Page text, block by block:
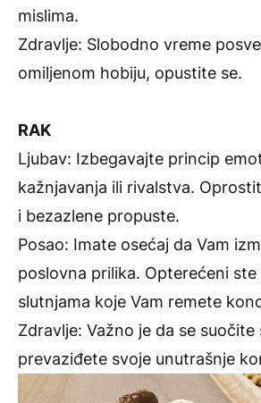
mislima.
Zdravlje: Slobodno vreme
omiljenom hobiju, opustite se.
RAK
Ljubav: Izbegavajte princip
kažnjavanja ili rivalstva.
i bezazlene propuste.
Posao: Imate osećaj da Vam
poslovna prilika. Opterećeni
slutnjama koje Vam remete
Zdravlje: Važno je da se suočite
prevaziđete svoje unutrašnje